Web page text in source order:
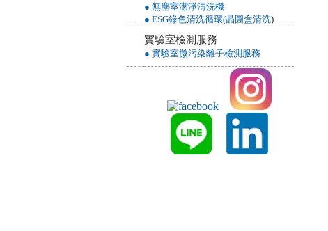
● 無塵室潔淨清洗機
● ESG綠色清洗循環(晶圓盒清洗)
實驗室檢測服務
● 實驗室微污染離子檢測服務